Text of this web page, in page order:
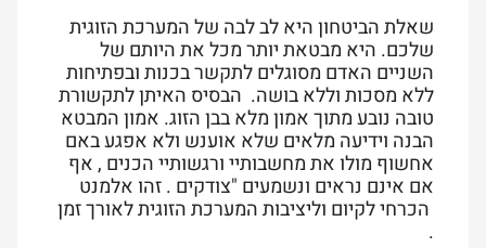
שאלת הביטחון היא לב לבה של המערכת הזוגית
שלכם. היא מבטאת יותר מכל את היותם של
השניים האדם מסוגלים לתקשר בכנות ובפתיחות
ללא מסכות וללא בושה. הבסיס האיתן לתקשורת
טובה נובע מתוך אמון מלא בבן הזוג. אמון המבטא
הבנה וידיעה מלאים שלא אוענש ולא אפגע באם
אחשוף מולו את מחשבותיי ורגשותיי הכנים , אף
אם אינם נראים ונשמעים "צודקים . זהו אלמנט
הכרחי לקיום וליציבות המערכת הזוגית לאורך זמן
.